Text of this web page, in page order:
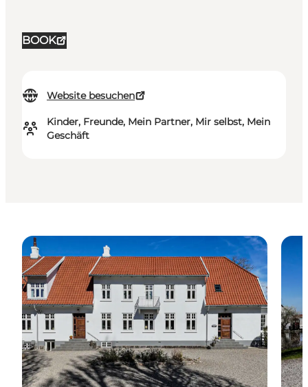
BOOK
Website besuchen
Kinder, Freunde, Mein Partner, Mir selbst, Mein
Geschäft